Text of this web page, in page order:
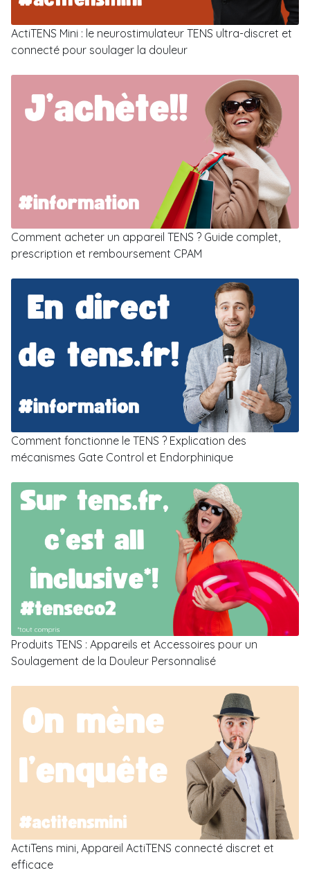
ActiTENS Mini : le neurostimulateur TENS ultra-discret et
connecté pour soulager la douleur
Comment acheter un appareil TENS ? Guide complet,
prescription et remboursement CPAM
Comment fonctionne le TENS ? Explication des
mécanismes Gate Control et Endorphinique
Produits TENS : Appareils et Accessoires pour un
Soulagement de la Douleur Personnalisé
ActiTens mini, Appareil ActiTENS connecté discret et
efficace